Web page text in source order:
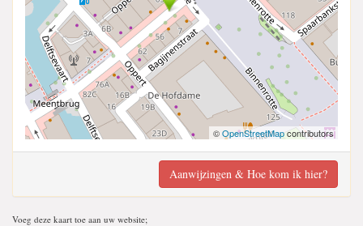
©OpenStreetMapcontributors
Aanwijzingen & Hoe kom ik hier?
Voeg deze kaart toe aan uw website;